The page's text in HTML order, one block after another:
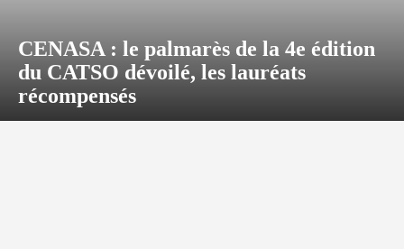
CENASA : le palmarès de la 4e édition
du CATSO dévoilé, les lauréats
récompensés